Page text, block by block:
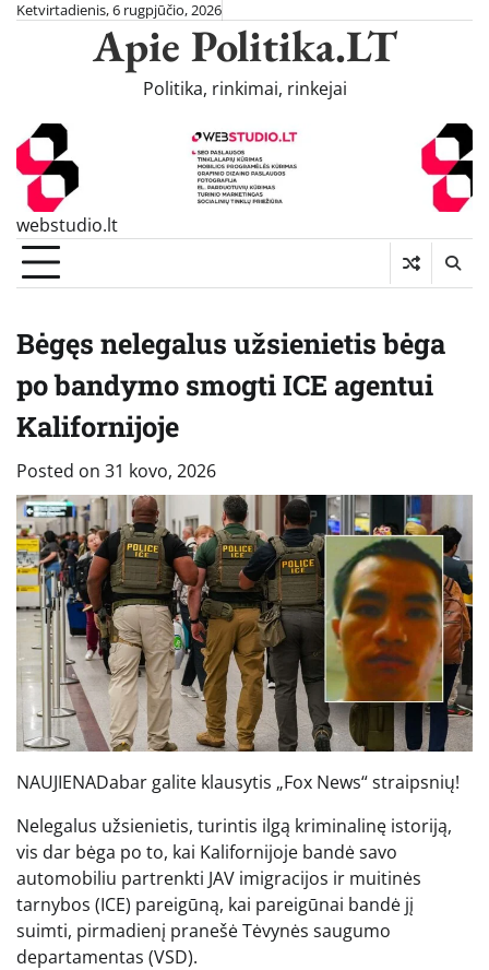
SkipKetvirtadienis, 6 rugpjūčio, 2026
Apie Politika.LT
Politika, rinkimai, rinkejai
webstudio.lt
Bėgęs nelegalus užsienietis bėga
po bandymo smogti ICE agentui
Kalifornijoje
Posted on 31 kovo, 2026
NAUJIENADabar galite klausytis „Fox News“ straipsnių!
Nelegalus užsienietis, turintis ilgą kriminalinę istoriją,
vis dar bėga po to, kai Kalifornijoje bandė savo
automobiliu partrenkti JAV imigracijos ir muitinės
tarnybos (ICE) pareigūną, kai pareigūnai bandė jį
suimti, pirmadienį pranešė Tėvynės saugumo
departamentas (VSD).